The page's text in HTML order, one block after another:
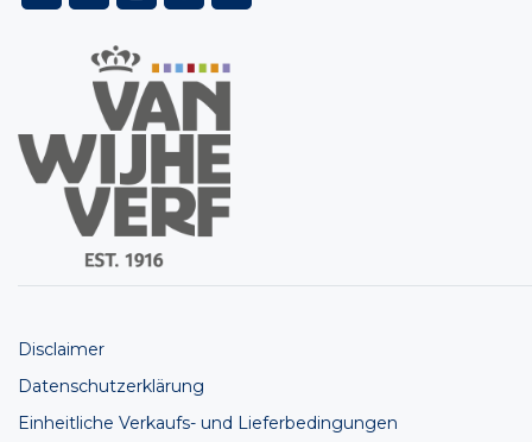
Disclaimer
Datenschutzerklärung
Einheitliche Verkaufs- und Lieferbedingungen